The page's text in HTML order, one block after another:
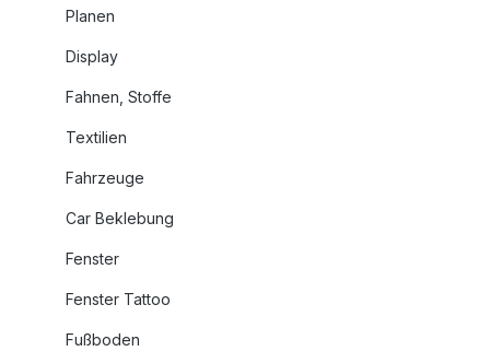
Planen
Display
Fahnen, Stoffe
Textilien
Fahrzeuge
Car Beklebung
Fenster
Fenster Tattoo
Fußboden